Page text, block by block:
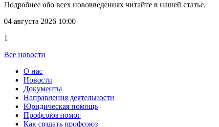
Подробнее обо всех нововведениях читайте в нашей статье.
04 августа 2026 10:00
1
Все новости
О нас
Новости
Документы
Направления деятельности
Юридическая помощь
Профсоюз помог
Как создать профсоюз